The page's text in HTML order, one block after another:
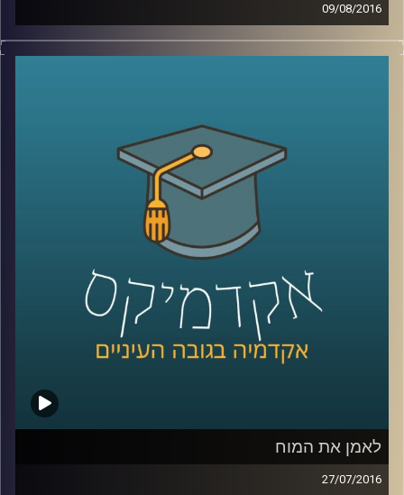
09/08/2016
דוקטור סיון הירש הפלר חוקרת את הקשר שבין
לפעילות אלימה? ההשפעה של פעילות אלימה
לא חלה רק על האינדיבידואל – החשיפה
לאלימות מתמשכת במסגרת סכסוכים משפיעה
באופנים שונים על העמדות הפוליטיות של
הצדדים לסכסוך.
קרדיט תמונות: AudioVersity
לאמן את המוח
27/07/2016